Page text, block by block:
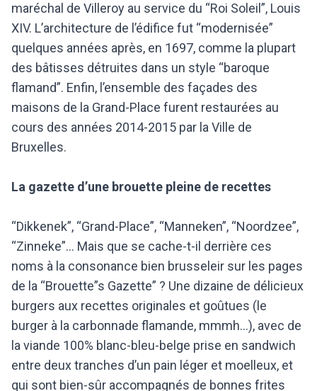
maréchal de Villeroy au service du “Roi Soleil”, Louis
XIV. L’architecture de l’édifice fut “modernisée”
quelques années après, en 1697, comme la plupart
des bâtisses détruites dans un style “baroque
flamand”. Enfin, l’ensemble des façades des
maisons de la Grand-Place furent restaurées au
cours des années 2014-2015 par la Ville de
Bruxelles.
La gazette d’une brouette pleine de recettes
“Dikkenek”, “Grand-Place”, “Manneken”, “Noordzee”,
“Zinneke”... Mais que se cache-t-il derrière ces
noms à la consonance bien brusseleir sur les pages
de la “Brouette”s Gazette” ? Une dizaine de délicieux
burgers aux recettes originales et goûtues (le
burger à la carbonnade flamande, mmmh…), avec de
la viande 100% blanc-bleu-belge prise en sandwich
entre deux tranches d’un pain léger et moelleux, et
qui sont bien-sûr accompagnés de bonnes frites